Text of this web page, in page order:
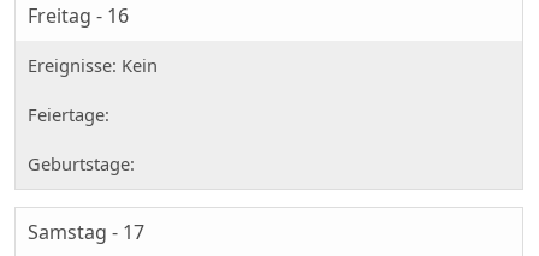
Freitag - 16
Samstag - 17